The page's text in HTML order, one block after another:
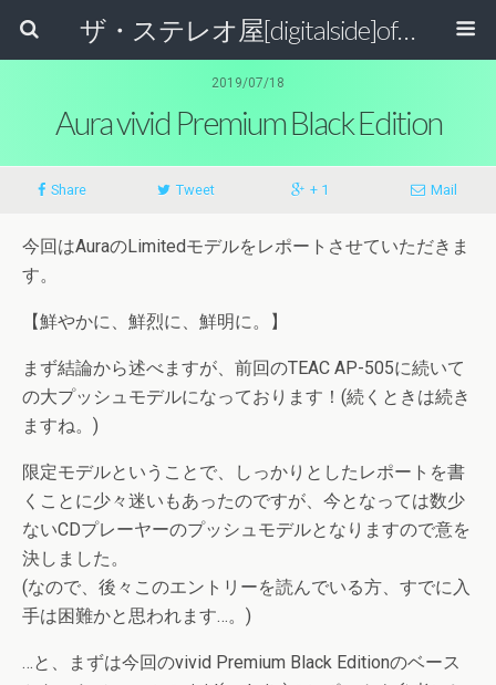
ザ・ステレオ屋[digitalside]official blog.
2019/07/18
Aura vivid Premium Black Edition
Share Tweet + 1 Mail
今回はAuraのLimitedモデルをレポートさせていただきま
す。
【鮮やかに、鮮烈に、鮮明に。】
まず結論から述べますが、前回のTEAC AP-505に続いて
の大プッシュモデルになっております！(続くときは続き
ますね。)
限定モデルということで、しっかりとしたレポートを書
くことに少々迷いもあったのですが、今となっては数少
ないCDプレーヤーのプッシュモデルとなりますので意を
決しました。
(なので、後々このエントリーを読んでいる方、すでに入
手は困難かと思われます…。)
…と、まずは今回のvivid Premium Black Editionのベース